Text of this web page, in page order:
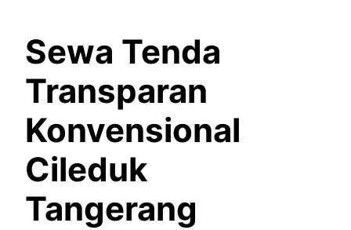
Sewa Tenda
Transparan
Konvensional
Cileduk
Tangerang